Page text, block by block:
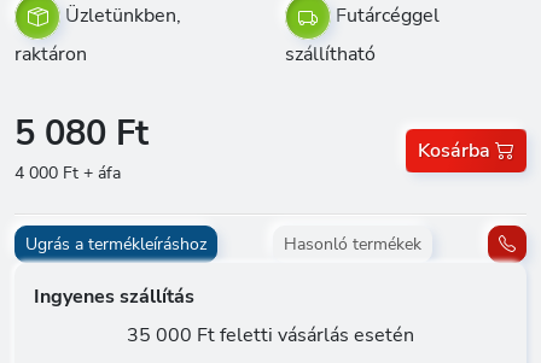
Üzletünkben,
raktáron
Futárcéggel
szállítható
5 080 Ft
4 000 Ft + áfa
Kosárba
Ugrás a termékleíráshoz Hasonló termékek
Ingyenes szállítás
35 000 Ft feletti vásárlás esetén